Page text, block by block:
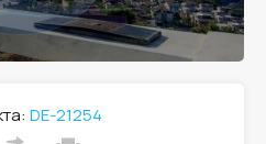
DE-21254